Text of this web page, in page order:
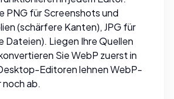
PNG für Screenshots und
(schärfere Kanten), JPG für
Dateien). Liegen Ihre Quellen
Sie WebP zuerst in
Editoren lehnen WebP-
noch ab.